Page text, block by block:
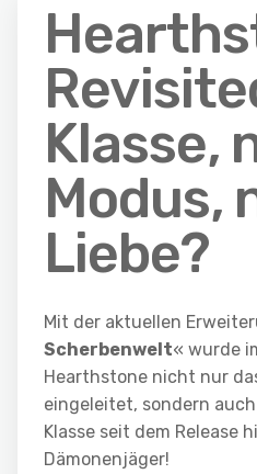
Klasse,
Modus,
Liebe?
Mit der aktuellen
Scherbenwelt« wurde
Hearthstone nicht nur
eingeleitet, sondern
Klasse seit dem Release
Dämonenjäger!